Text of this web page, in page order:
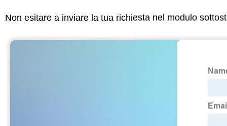
Non esitare a inviare la tua richiesta nel modulo